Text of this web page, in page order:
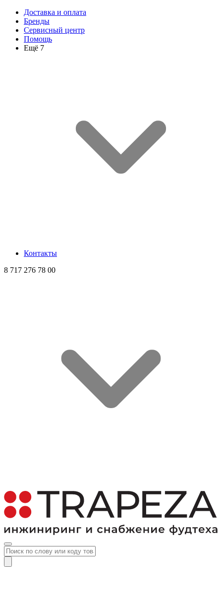
Доставка и оплата
Бренды
Сервисный центр
Помощь
Ещё 7
Контакты
8 717 276 78 00